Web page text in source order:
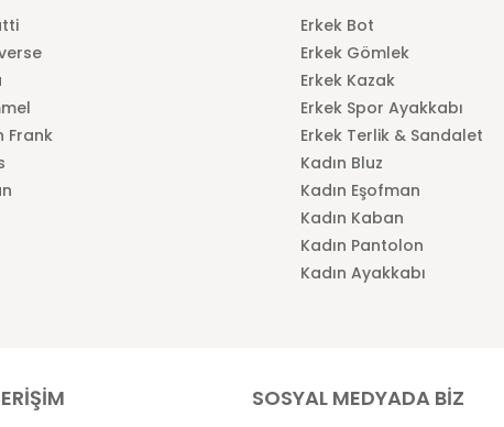
Frank
Erkek Bot
Erkek Gömlek
Erkek Kazak
Erkek Spor Ayakkabı
Erkek Terlik & Sandalet
Kadın Bluz
Kadın Eşofman
Kadın Kaban
Kadın Pantolon
Kadın Ayakkabı
SOSYAL MEDYADA BİZ